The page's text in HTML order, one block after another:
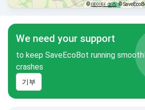
©데이터 소스 ©
We need your support
to keep SaveEcoBot running
crashes
기부